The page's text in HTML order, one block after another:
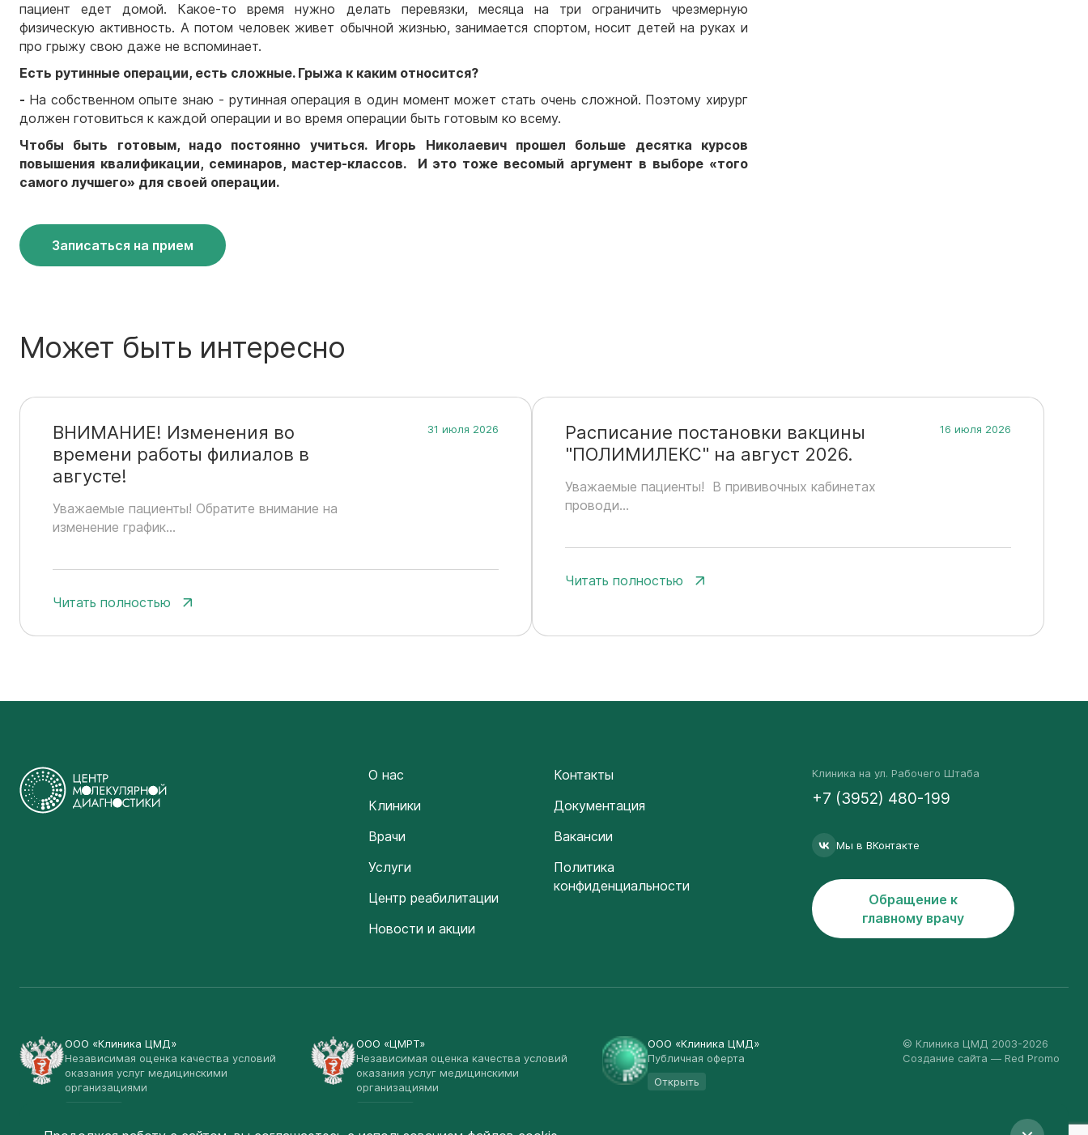
пациент едет домой. Какое-то время нужно делать перевязки, месяца на три ограничить чрезмерную
физическую активность. А потом человек живет обычной жизнью, занимается спортом, носит детей на руках и
про грыжу свою даже не вспоминает.
Есть рутинные операции, есть сложные. Грыжа к каким относится?
- На собственном опыте знаю - рутинная операция в один момент может стать очень сложной. Поэтому хирург
должен готовиться к каждой операции и во время операции быть готовым ко всему.
Чтобы быть готовым, надо постоянно учиться. Игорь Николаевич прошел больше десятка курсов
повышения квалификации, семинаров, мастер-классов. И это тоже весомый аргумент в выборе «того
самого лучшего» для своей операции.
Записаться на прием
Может быть интересно
ВНИМАНИЕ! Изменения во
времени работы филиалов в
августе!
Уважаемые пациенты! Обратите внимание на
изменение график...
31 июля 2026
Читать полностью
Расписание постановки вакцины
"ПОЛИМИЛЕКС" на август 2026.
Уважаемые пациенты! В прививочных кабинетах
проводи...
16 июля 2026
Читать полностью
О нас
Клиники
Врачи
Услуги
Центр реабилитации
Новости и акции
Контакты
Документация
Вакансии
Политика
конфиденциальности
Клиника на ул. Рабочего Штаба
+7 (3952) 480-199
Мы в ВКонтакте
Обращение к
главному врачу
ООО «Клиника ЦМД»
Независимая оценка качества условий
оказания услуг медицинскими
организациями
ООО «ЦМРТ»
Независимая оценка качества условий
оказания услуг медицинскими
организациями
ООО «Клиника ЦМД»
Публичная оферта
Открыть
© Клиника ЦМД 2003-2026
Создание сайта — Red Promo